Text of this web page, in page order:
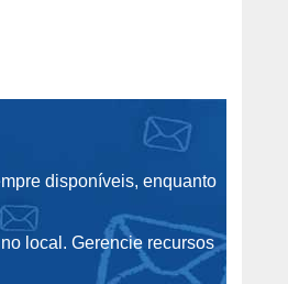
disponíveis, enquanto
local. Gerencie recursos